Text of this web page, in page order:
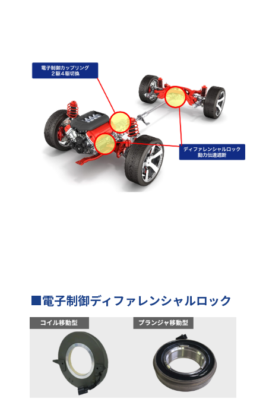
■電子制御ディファレンシャルロック